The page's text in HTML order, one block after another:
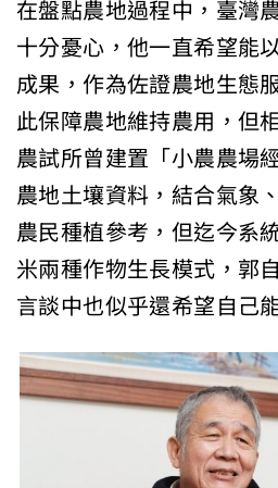
十分憂心，他一直希望能
成果，作為佐證農地生態
此保障農地維持農用，但
農試所曾建置「小農農場
農地土壤資料，結合氣象
農民種植參考，但迄今系
米兩種作物生長模式，郭
言談中也似乎還希望自己